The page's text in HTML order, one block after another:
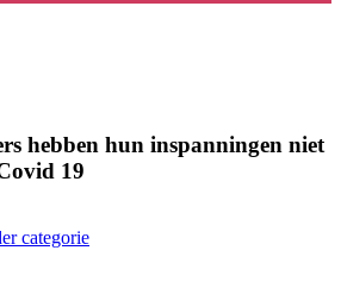
hebben hun inspanningen niet
19
categorie